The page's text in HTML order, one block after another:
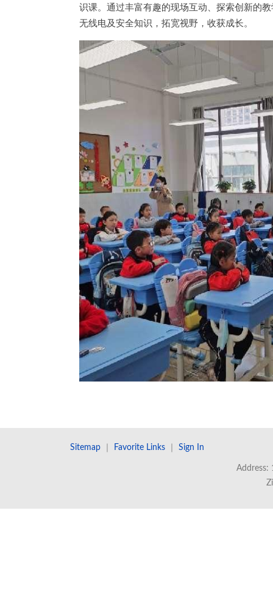
识课。通过丰富有趣的现场互动、探索创新的
无线电及安全知识，拓宽视野，收获成长。
Sitemap Favorite Links Sign In
Address: